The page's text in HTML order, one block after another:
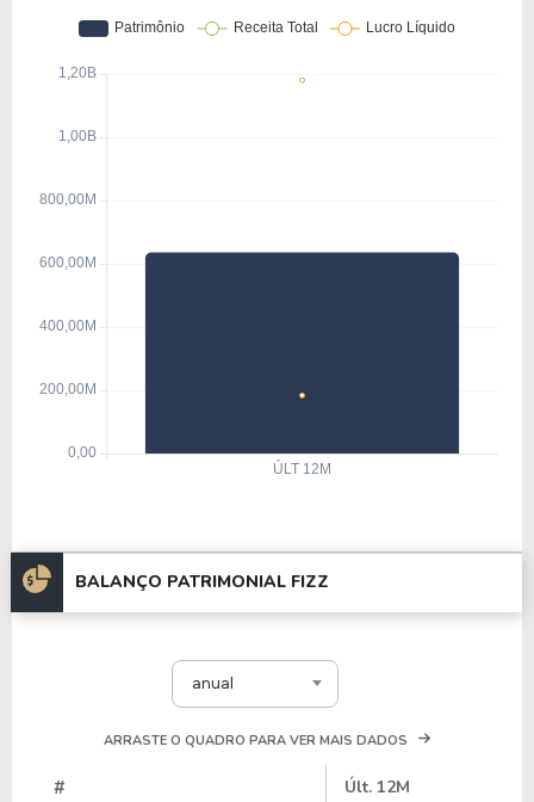
BALANÇO PATRIMONIAL FIZZ
anual
ARRASTE O QUADRO PARA VER MAIS DADOS
#
Últ. 12M